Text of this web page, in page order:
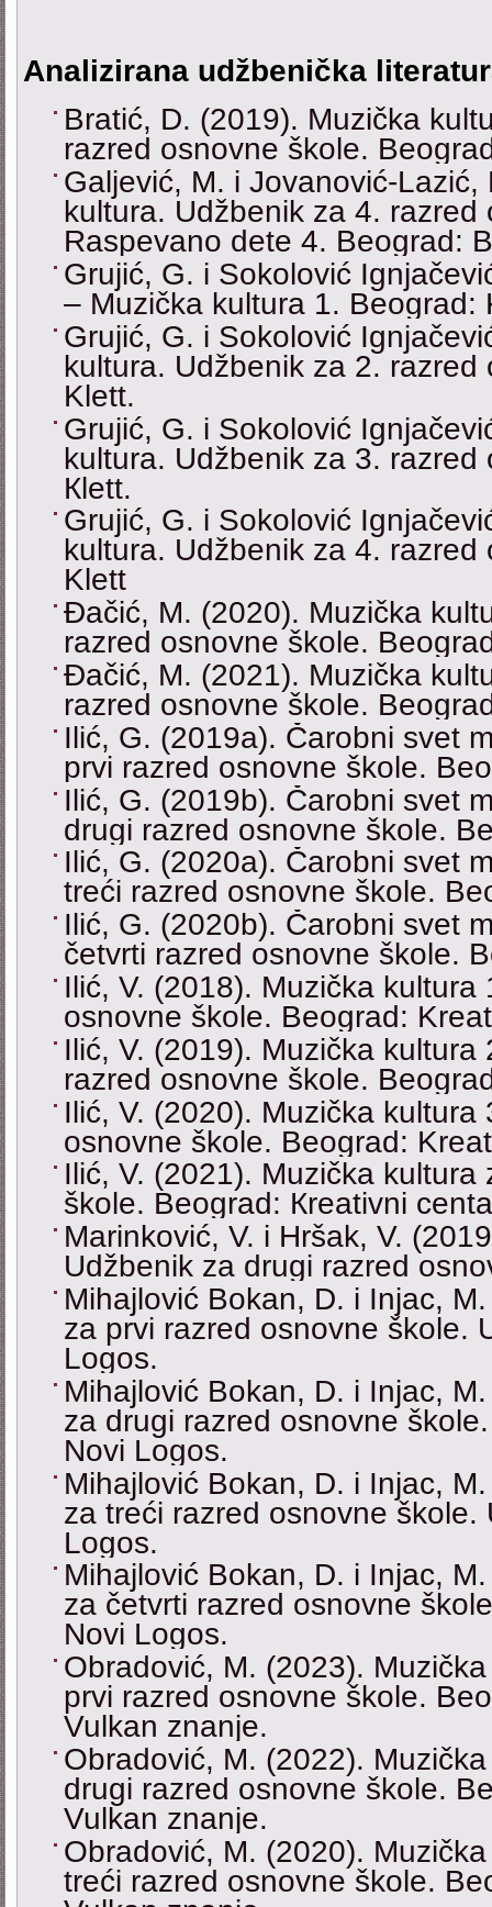
Analizirana udžbenička
Bratić, D. (2019). Muzička
razred osnovne škole.
Galjević, M. i Jovanović-Lazić,
kultura. Udžbenik za 4. razred
Raspevano dete 4. Beograd:
Grujić, G. i Sokolović
‒ Muzička kultura 1. Beograd:
Grujić, G. i Sokolović
kultura. Udžbenik za 2.
Klett.
Grujić, G. i Sokolović
kultura. Udžbenik za 3.
Кlett.
Grujić, G. i Sokolović
kultura. Udžbenik za 4.
Klett
Đačić, M. (2020). Muzička
razred osnovne škole.
Đačić, M. (2021). Muzička
razred osnovne škole.
Ilić, G. (2019a). Čarobni svet
prvi razred osnovne škole.
Ilić, G. (2019b). Čarobni svet
drugi razred osnovne škole.
Ilić, G. (2020a). Čarobni svet
treći razred osnovne škole.
Ilić, G. (2020b). Čarobni svet
četvrti razred osnovne škole.
Ilić, V. (2018). Muzička
osnovne škole. Beograd:
Ilić, V. (2019). Muzička
razred osnovne škole.
Ilić, V. (2020). Muzička
osnovne škole. Beograd:
Ilić, V. (2021). Muzička
škole. Beograd: Кreativni
Marinković, V. i Hršak, V.
Udžbenik za drugi razred
Mihajlović Bokan, D. i Injac,
za prvi razred osnovne škole.
Logos.
Mihajlović Bokan, D. i Injac,
za drugi razred osnovne
Novi Logos.
Mihajlović Bokan, D. i Injac,
za treći razred osnovne
Logos.
Mihajlović Bokan, D. i Injac,
za četvrti razred osnovne
Novi Logos.
Obradović, M. (2023).
prvi razred osnovne škole.
Vulkan znanje.
Obradović, M. (2022).
drugi razred osnovne škole.
Vulkan znanje.
Obradović, M. (2020).
treći razred osnovne škole.